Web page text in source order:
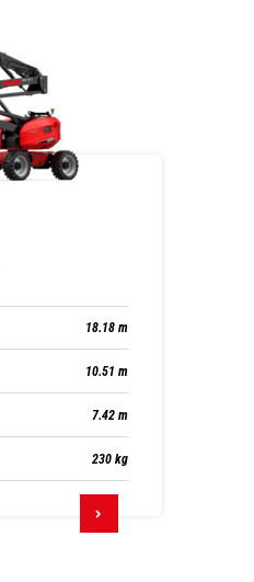
18.18 m
10.51 m
7.42 m
230 kg